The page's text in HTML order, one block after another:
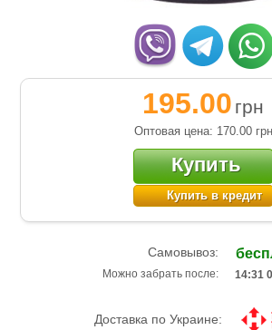
195.00 грн
Оптовая цена: 170.00 грн
Купить
Купить в кредит
Самовывоз:
Можно забрать после: 14:31
Доставка по Украине: